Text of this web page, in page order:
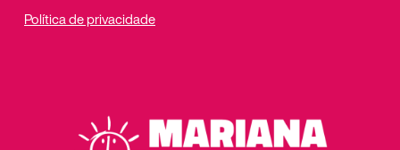
Política de privacidade